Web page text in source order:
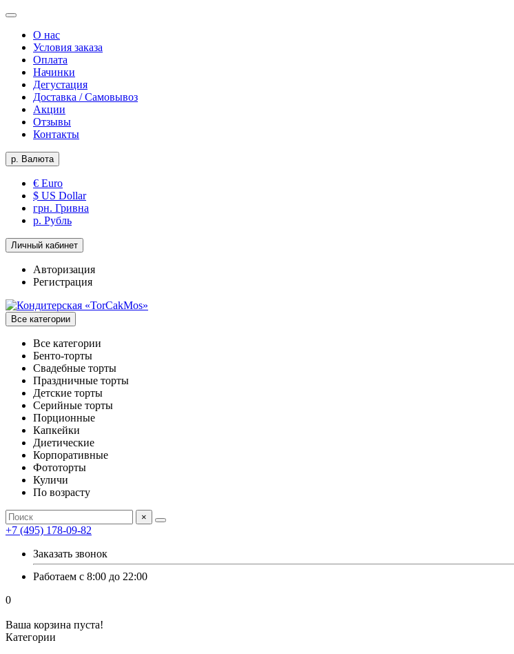
О нас
Условия заказа
Оплата
Начинки
Дегустация
Доставка / Самовывоз
Акции
Отзывы
Контакты
р. Валюта
€ Euro
$ US Dollar
грн. Гривна
р. Рубль
Личный кабинет
Авторизация
Регистрация
Все категории
Все категории
Бенто-торты
Свадебные торты
Праздничные торты
Детские торты
Серийные торты
Порционные
Капкейки
Диетические
Корпоративные
Фототорты
Куличи
По возрасту
×
+7 (495) 178-09-82
Заказать звонок
Работаем с 8:00 до 22:00
0
Ваша корзина пуста!
Категории